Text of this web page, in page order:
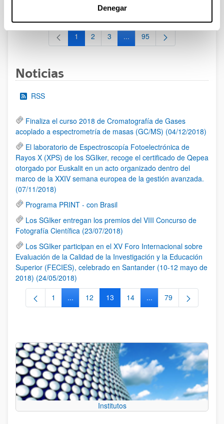
Denegar
al 30/07/2026 (ambos incluídos)
Página
1 Página
2 Página
3 ...Páginas intermedias Use TAB
Página
95
Noticias
RSS
Finaliza el curso 2018 de Cromatografía de Gases
acoplado a espectrometría de masas (GC/MS) (04/12/2018)
El laboratorio de Espectroscopía Fotoelectrónica de
Rayos X (XPS) de los SGIker, recoge el certificado de Qepea
otorgado por Euskalit en un acto organizado dentro del
marco de la XXIV semana europea de la gestión avanzada.
(07/11/2018)
Programa PRINT - con Brasil
Los SGIker entregan los premios del VIII Concurso de
Fotografía Científica (23/07/2018)
Los SGIker participan en el XV Foro Internacional sobre
Evaluación de la Calidad de la Investigación y la Educación
Superior (FECIES), celebrado en Santander (10-12 mayo de
2018) (24/05/2018)
Página
1 ...Páginas intermedias Use TAB para desplazarse.
Página
12 Página
13 Página
14 ...Páginas intermedias
Página
79
Institutos